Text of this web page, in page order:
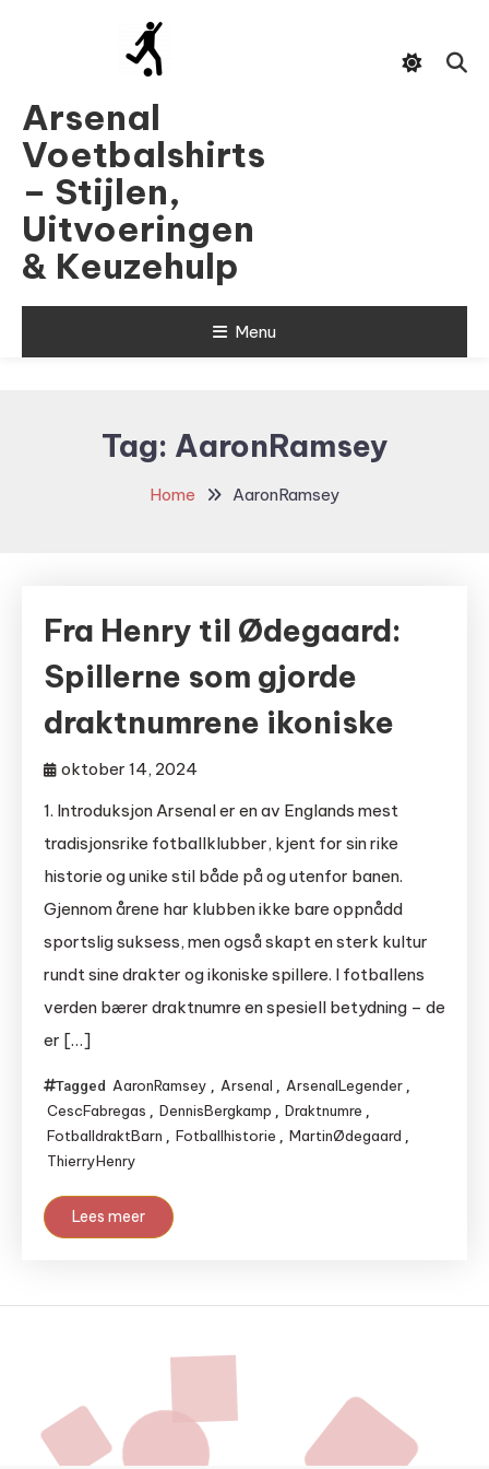
Arsenal
Voetbalshirts
– Stijlen,
Uitvoeringen
& Keuzehulp
Menu
Tag: AaronRamsey
Home AaronRamsey
Fra Henry til Ødegaard:
Spillerne som gjorde
draktnumrene ikoniske
oktober 14, 2024
1. Introduksjon Arsenal er en av Englands mest
tradisjonsrike fotballklubber, kjent for sin rike
historie og unike stil både på og utenfor banen.
Gjennom årene har klubben ikke bare oppnådd
sportslig suksess, men også skapt en sterk kultur
rundt sine drakter og ikoniske spillere. I fotballens
verden bærer draktnumre en spesiell betydning – de
er […]
Tagged AaronRamsey , Arsenal , ArsenalLegender ,
CescFabregas , DennisBergkamp , Draktnumre ,
FotballdraktBarn , Fotballhistorie , MartinØdegaard ,
ThierryHenry
Lees meer